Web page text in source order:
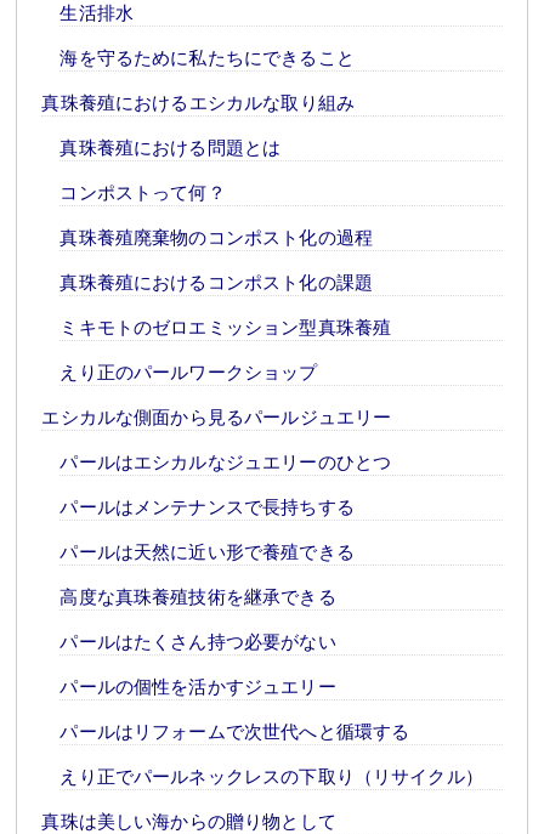
生活排水
海を守るために私たちにできること
真珠養殖におけるエシカルな取り組み
真珠養殖における問題とは
コンポストって何？
真珠養殖廃棄物のコンポスト化の過程
真珠養殖におけるコンポスト化の課題
ミキモトのゼロエミッション型真珠養殖
えり正のパールワークショップ
エシカルな側面から見るパールジュエリー
パールはエシカルなジュエリーのひとつ
パールはメンテナンスで長持ちする
パールは天然に近い形で養殖できる
高度な真珠養殖技術を継承できる
パールはたくさん持つ必要がない
パールの個性を活かすジュエリー
パールはリフォームで次世代へと循環する
えり正でパールネックレスの下取り（リサイクル）
真珠は美しい海からの贈り物として